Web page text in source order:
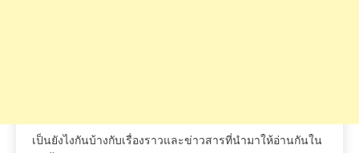
เป็นยังไงกันบ้างกับเรื่องราวและข่าวสารที่นำมาให้อ่านกันใน